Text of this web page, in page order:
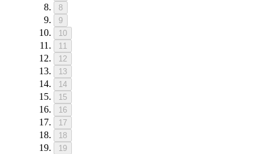
8
9
10
11
12
13
14
15
16
17
18
19